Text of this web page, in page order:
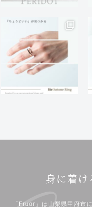
身に着
「Fruor」は山梨県甲府市